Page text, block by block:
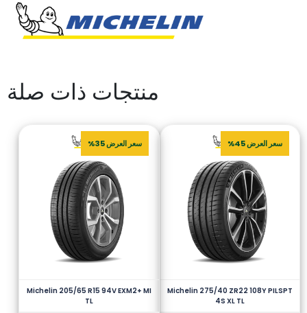
منتجات ذات صلة
سعر العرض 45%
Michelin 275/40 ZR22 108Y PILSPT
4S XL TL
سعر العرض 35%
Michelin 205/65 R15 94V EXM2+ MI
TL